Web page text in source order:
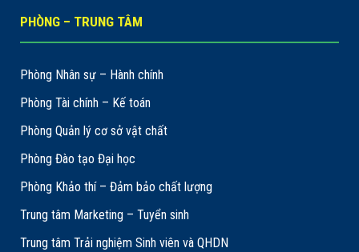
PHÒNG – TRUNG TÂM
Phòng Nhân sự – Hành chính
Phòng Tài chính – Kế toán
Phòng Quản lý cơ sở vật chất
Phòng Đào tạo Đại học
Phòng Khảo thí – Đảm bảo chất lượng
Trung tâm Marketing – Tuyển sinh
Trung tâm Trải nghiệm Sinh viên và QHDN